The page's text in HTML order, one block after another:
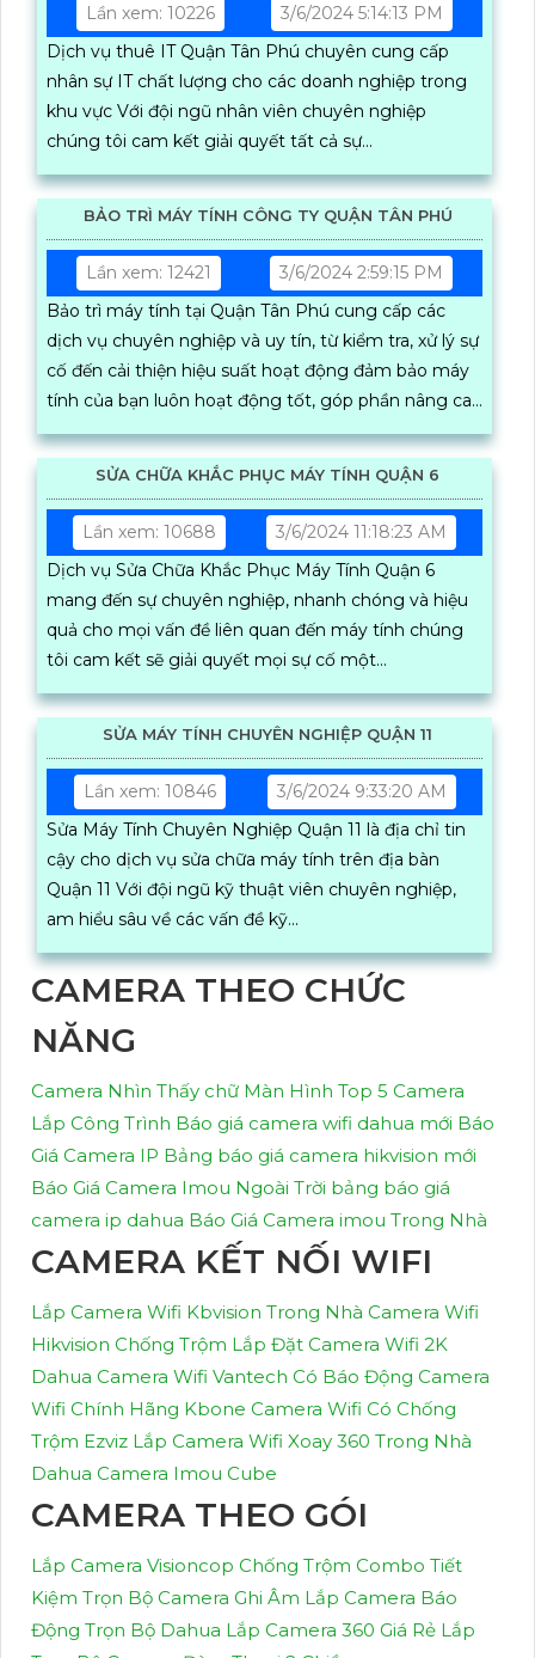
Lần xem: 10226
3/6/2024 5:14:13 PM
Dịch vụ thuê IT Quận Tân Phú chuyên cung cấp
nhân sự IT chất lượng cho các doanh nghiệp trong
khu vực Với đội ngũ nhân viên chuyên nghiệp
chúng tôi cam kết giải quyết tất cả sự...
BẢO TRÌ MÁY TÍNH CÔNG TY QUẬN TÂN PHÚ
Lần xem: 12421
3/6/2024 2:59:15 PM
Bảo trì máy tính tại Quận Tân Phú cung cấp các
dịch vụ chuyên nghiệp và uy tín, từ kiểm tra, xử lý sự
cố đến cải thiện hiệu suất hoạt động đảm bảo máy
tính của bạn luôn hoạt động tốt, góp phần nâng cao
hiệu quả công việc và sản xuất
SỬA CHỮA KHẮC PHỤC MÁY TÍNH QUẬN 6
Lần xem: 10688
3/6/2024 11:18:23 AM
Dịch vụ Sửa Chữa Khắc Phục Máy Tính Quận 6
mang đến sự chuyên nghiệp, nhanh chóng và hiệu
quả cho mọi vấn đề liên quan đến máy tính chúng
tôi cam kết sẽ giải quyết mọi sự cố một...
SỬA MÁY TÍNH CHUYÊN NGHIỆP QUẬN 11
Lần xem: 10846
3/6/2024 9:33:20 AM
Sửa Máy Tính Chuyên Nghiệp Quận 11 là địa chỉ tin
cậy cho dịch vụ sửa chữa máy tính trên địa bàn
Quận 11 Với đội ngũ kỹ thuật viên chuyên nghiệp,
am hiểu sâu về các vấn đề kỹ...
CAMERA THEO CHỨC
NĂNG
Camera Nhìn Thấy chữ Màn Hình Top 5 Camera
Lắp Công Trình Báo giá camera wifi dahua mới Báo
Giá Camera IP Bảng báo giá camera hikvision mới
Báo Giá Camera Imou Ngoài Trời bảng báo giá
camera ip dahua Báo Giá Camera imou Trong Nhà
CAMERA KẾT NỐI WIFI
Lắp Camera Wifi Kbvision Trong Nhà Camera Wifi
Hikvision Chống Trộm Lắp Đặt Camera Wifi 2K
Dahua Camera Wifi Vantech Có Báo Động Camera
Wifi Chính Hãng Kbone Camera Wifi Có Chống
Trộm Ezviz Lắp Camera Wifi Xoay 360 Trong Nhà
Dahua Camera Imou Cube
CAMERA THEO GÓI
Lắp Camera Visioncop Chống Trộm Combo Tiết
Kiệm Trọn Bộ Camera Ghi Âm Lắp Camera Báo
Động Trọn Bộ Dahua Lắp Camera 360 Giá Rẻ Lắp